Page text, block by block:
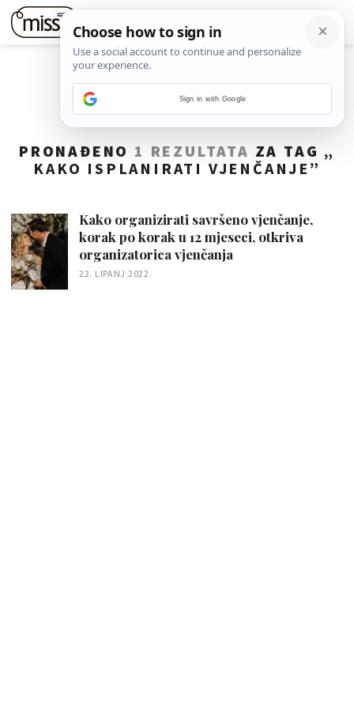
PRONAĐENO 1 REZULTATA ZA TAG „
KAKO ISPLANIRATI VJENČANJE ”
Kako organizirati savršeno vjenčanje,
korak po korak u 12 mjeseci, otkriva
organizatorica vjenčanja
22. LIPANJ 2022.
Sign in with Google